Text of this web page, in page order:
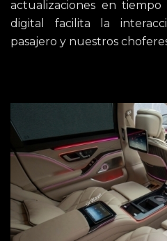
actualizaciones en
digital facilita la
pasajero y nuestros